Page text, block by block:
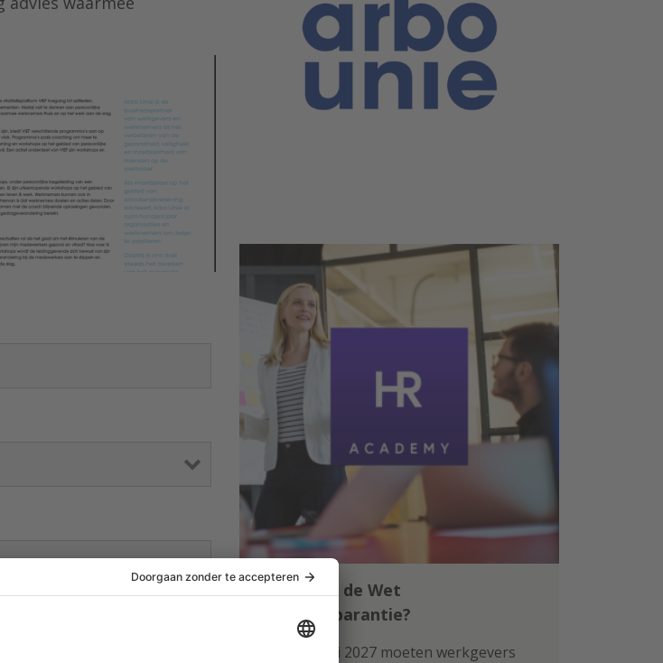
Klaar voor de Wet
loontransparantie?
Per 1 januari 2027 moeten werkgevers